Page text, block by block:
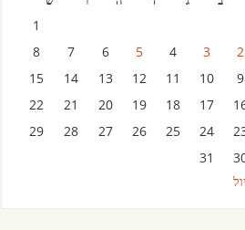
1
2
3
4
5
6
7
8
9
10
11
12
13
14
15
17
18
19
20
21
22
24
25
26
27
28
29
31